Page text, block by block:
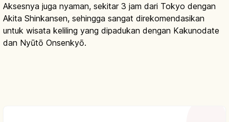
Aksesnya juga nyaman, sekitar 3 jam dari Tokyo dengan
Akita Shinkansen, sehingga sangat direkomendasikan
untuk wisata keliling yang dipadukan dengan Kakunodate
dan Nyūtō Onsenkyō.